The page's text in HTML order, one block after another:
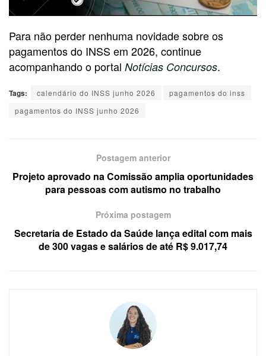
Para não perder nenhuma novidade sobre os
pagamentos do INSS em 2026, continue
acompanhando o portal Notícias Concursos.
Tags: calendário do INSS junho 2026
pagamentos do inss
pagamentos do INSS junho 2026
Postagem anterior
Projeto aprovado na Comissão amplia oportunidades
para pessoas com autismo no trabalho
Próxima postagem
Secretaria de Estado da Saúde lança edital com mais
de 300 vagas e salários de até R$ 9.017,74